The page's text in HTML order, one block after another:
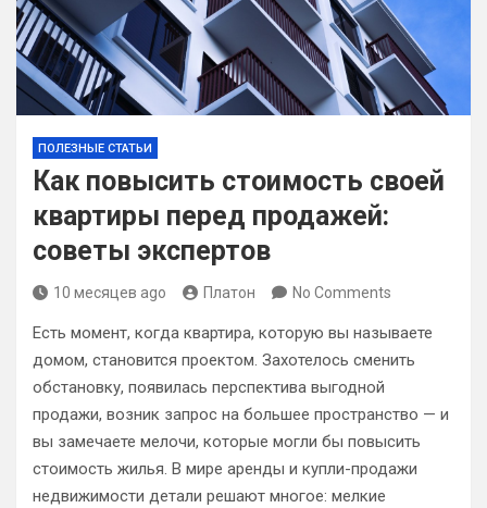
ПОЛЕЗНЫЕ СТАТЬИ
Как повысить стоимость своей
квартиры перед продажей:
советы экспертов
10 месяцев ago Платон No Comments
Есть момент, когда квартира, которую вы называете
домом, становится проектом. Захотелось сменить
обстановку, появилась перспектива выгодной
продажи, возник запрос на большее пространство — и
вы замечаете мелочи, которые могли бы повысить
стоимость жилья. В мире аренды и купли-продажи
недвижимости детали решают многое: мелкие